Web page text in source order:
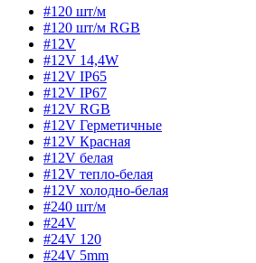
#120 шт/м
#120 шт/м RGB
#12V
#12V 14,4W
#12V IP65
#12V IP67
#12V RGB
#12V Герметичные
#12V Красная
#12V белая
#12V тепло-белая
#12V холодно-белая
#240 шт/м
#24V
#24V 120
#24V 5mm